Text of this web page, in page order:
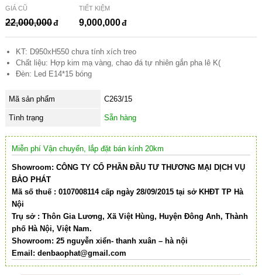
GIÁ CŨ
22,000,000
TIẾT KIỆM
9,000,000
KT: D950xH550 chưa tính xích treo
Chất liệu: Hợp kim mạ vàng, chao đá tự nhiên gắn pha lê K(
Đèn: Led E14*15 bóng
Mã sản phẩm C263/15
Tình trạng Sẵn hàng
Miễn phí Vận chuyển, lắp đặt bán kính 20km
Showroom: CÔNG TY CỔ PHẦN ĐẦU TƯ THƯƠNG MẠI DỊCH VỤ
BẢO PHÁT
Mã số thuế : 0107008114 cấp ngày 28/09/2015 tại sở KHĐT TP Hà
Nội
Trụ sở : Thôn Gia Lương, Xã Việt Hùng, Huyện Đông Anh, Thành
phố Hà Nội, Việt Nam.
Showroom: 25 nguyễn xiển- thanh xuân – hà nội
Email: denbaophat@gmail.com